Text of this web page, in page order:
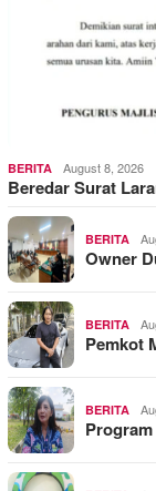
BERITA August 8, 2026
Beredar Surat
BERITA
Owner
BERITA
Pemkot
BERITA